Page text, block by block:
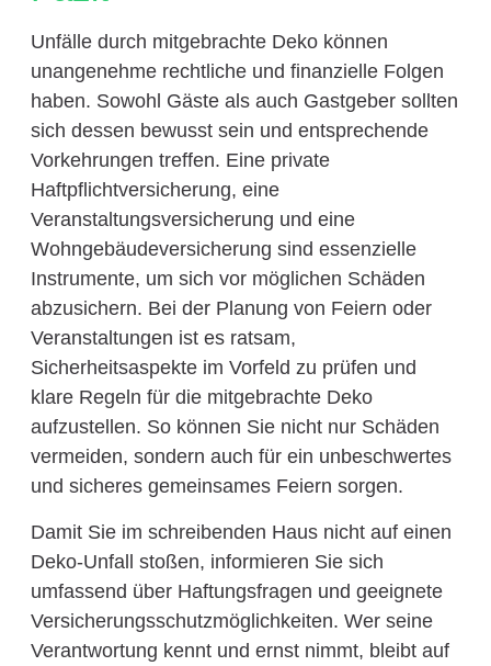
Unfälle durch mitgebrachte Deko können
unangenehme rechtliche und finanzielle Folgen
haben. Sowohl Gäste als auch Gastgeber sollten
sich dessen bewusst sein und entsprechende
Vorkehrungen treffen. Eine private
Haftpflichtversicherung, eine
Veranstaltungsversicherung und eine
Wohngebäudeversicherung sind essenzielle
Instrumente, um sich vor möglichen Schäden
abzusichern. Bei der Planung von Feiern oder
Veranstaltungen ist es ratsam,
Sicherheitsaspekte im Vorfeld zu prüfen und
klare Regeln für die mitgebrachte Deko
aufzustellen. So können Sie nicht nur Schäden
vermeiden, sondern auch für ein unbeschwertes
und sicheres gemeinsames Feiern sorgen.
Damit Sie im schreibenden Haus nicht auf einen
Deko-Unfall stoßen, informieren Sie sich
umfassend über Haftungsfragen und geeignete
Versicherungsschutzmöglichkeiten. Wer seine
Verantwortung kennt und ernst nimmt, bleibt auf